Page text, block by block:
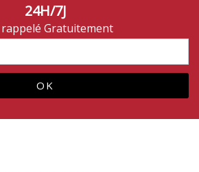
24H/7J
Gratuitement